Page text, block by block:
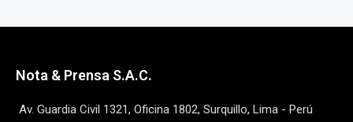
Nota & Prensa S.A.C.
Av. Guardia Civil 1321, Oficina 1802, Surquillo, Lima - Perú